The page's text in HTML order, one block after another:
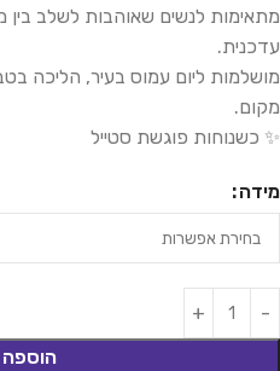
מתאימות לנשים שאוהבות לשלב בין
עדכנית.
מושלמות ליום עמוס בעיר, הליכה
מקום.
✨ כשנוחות פוגשת סטייל
מידה